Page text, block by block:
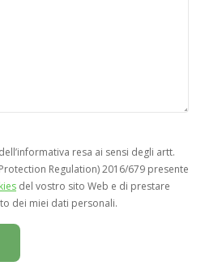
resa ai sensi degli artt.
Regulation) 2016/679 presente
del vostro sito Web e di prestare
dei miei dati personali.